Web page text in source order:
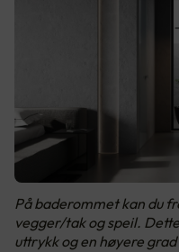
På baderommet kan du
vegger/tak og speil.
uttrykk og en høyere